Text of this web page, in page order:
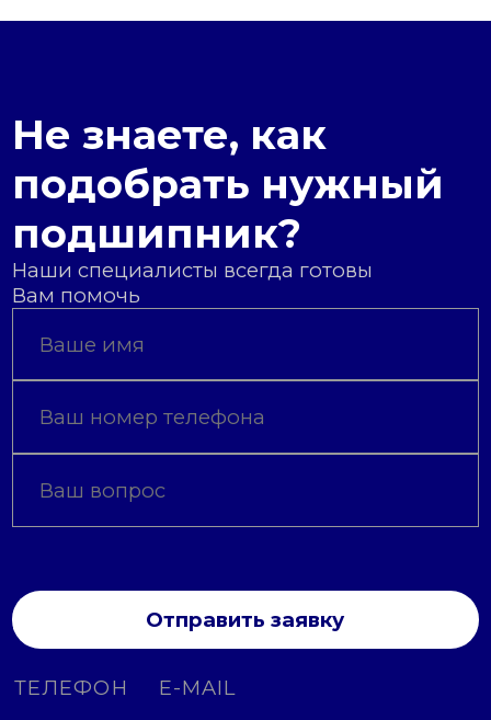
Не знаете, как
подобрать нужный
подшипник?
Наши специалисты всегда готовы
Вам помочь
Отправить заявку
ТЕЛЕФОН E-MAIL